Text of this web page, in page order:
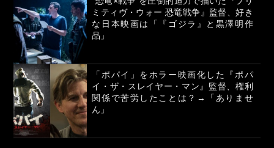
ミティヴ・ウォー 恐竜戦争』監督、好き
な日本映画は「『ゴジラ』と黒澤明作
品」
「ポパイ」をホラー映画化した『ポパ
イ・ザ・スレイヤー・マン』監督、権利
関係で苦労したことは？→「ありませ
ん」